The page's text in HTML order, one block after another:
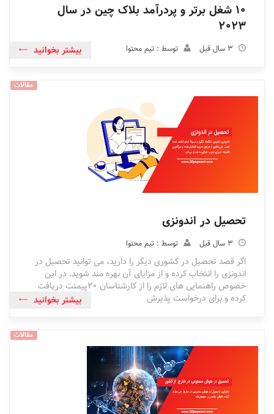
10 شغل برتر و پردرآمد بلاک چین در سال
2023
3 سال قبل توسط : تیم محتوا بیشتر بخوانید
مقالات
تحصیل در اندونزی
3 سال قبل توسط : تیم محتوا
اگر قصد تحصیل در کشوری دیگر را دارید، می توانید تحصیل در
اندونزی را انتخاب کرده و از مزایای آن بهره مند شوید. در این
خصوص راهنمایی های لازم را از کارشناسان 20پیمنت دریافت
کرده و برای درخواست پذیرش
بیشتر بخوانید
مقالات